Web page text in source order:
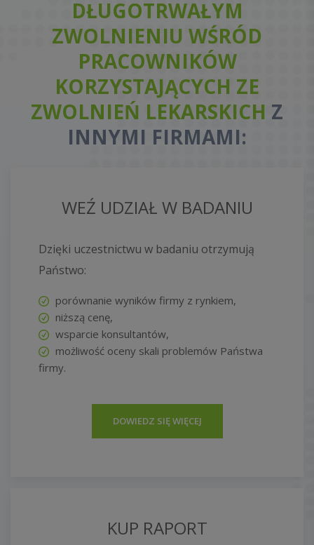
DŁUGOTRWAŁYM
ZWOLNIENIU WŚRÓD
PRACOWNIKÓW
KORZYSTAJĄCYCH ZE
ZWOLNIEŃ LEKARSKICH Z
INNYMI FIRMAMI:
WEŹ UDZIAŁ W BADANIU
Dzięki uczestnictwu w badaniu otrzymują
Państwo:
porównanie wyników firmy z rynkiem,
niższą cenę,
wsparcie konsultantów,
możliwość oceny skali problemów Państwa
firmy.
DOWIEDZ SIĘ WIĘCEJ
KUP RAPORT